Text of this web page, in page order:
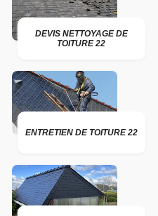
DEVIS NETTOYAGE DE
TOITURE 22
ENTRETIEN DE TOITURE 22